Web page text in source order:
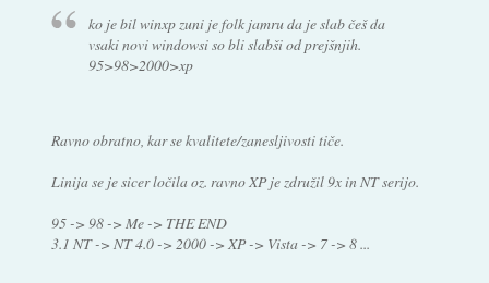
ko je bil winxp zuni je folk jamru da je slab češ da
vsaki novi windowsi so bli slabši od prejšnjih.
95>98>2000>xp
Ravno obratno, kar se kvalitete/zanesljivosti tiče.
Linija se je sicer ločila oz. ravno XP je združil 9x in NT serijo.
95 -> 98 -> Me -> THE END
3.1 NT -> NT 4.0 -> 2000 -> XP -> Vista -> 7 -> 8 ...